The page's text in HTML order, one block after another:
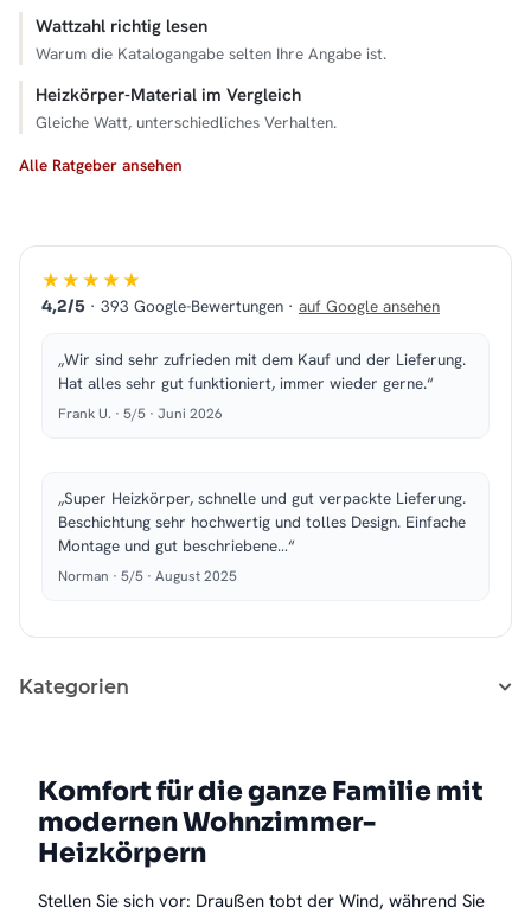
Wattzahl richtig lesen
Warum die Katalogangabe selten Ihre Angabe ist.
Heizkörper-Material im Vergleich
Gleiche Watt, unterschiedliches Verhalten.
Alle Ratgeber ansehen
★★★★★
4,2/5 · 393 Google-Bewertungen · auf Google ansehen
„Wir sind sehr zufrieden mit dem Kauf und der Lieferung.
Hat alles sehr gut funktioniert, immer wieder gerne.“
Frank U. · 5/5 · Juni 2026
„Super Heizkörper, schnelle und gut verpackte Lieferung.
Beschichtung sehr hochwertig und tolles Design. Einfache
Montage und gut beschriebene…“
Norman · 5/5 · August 2025
Kategorien
Komfort für die ganze Familie mit
modernen Wohnzimmer-
Heizkörpern
Stellen Sie sich vor: Draußen tobt der Wind, während Sie